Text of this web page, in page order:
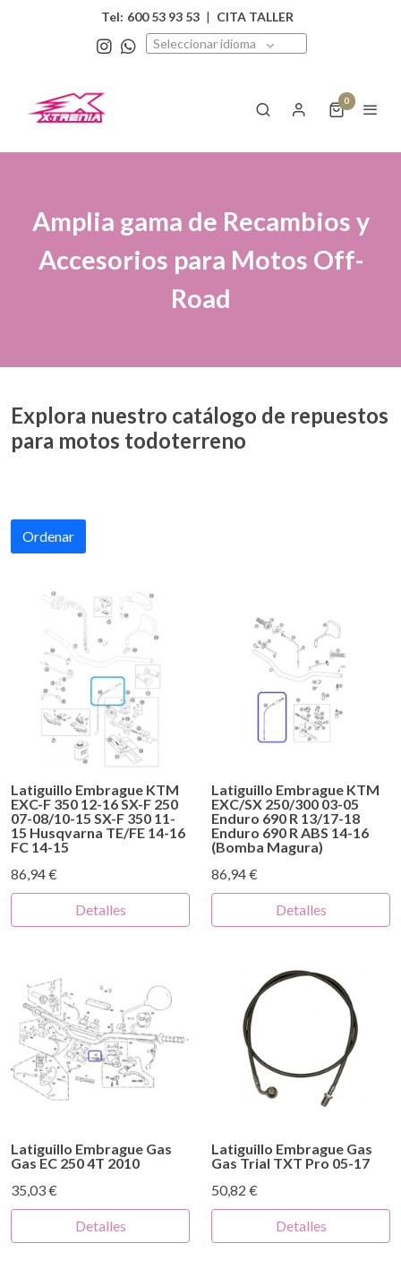
Tel: 600 53 93 53 | CITA TALLER
Seleccionar idioma
0
Amplia gama de Recambios y
Accesorios para Motos Off-
Road
Explora nuestro catálogo de repuestos
para motos todoterreno
Ordenar
Latiguillo Embrague KTM
EXC-F 350 12-16 SX-F 250
07-08/10-15 SX-F 350 11-
15 Husqvarna TE/FE 14-16
FC 14-15
86,94 €
Detalles
Latiguillo Embrague KTM
EXC/SX 250/300 03-05
Enduro 690 R 13/17-18
Enduro 690 R ABS 14-16
(Bomba Magura)
86,94 €
Detalles
Latiguillo Embrague Gas
Gas EC 250 4T 2010
35,03 €
Detalles
Latiguillo Embrague Gas
Gas Trial TXT Pro 05-17
50,82 €
Detalles